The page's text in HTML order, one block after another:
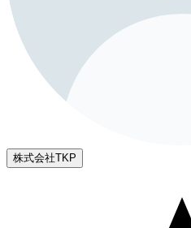
株式会社TKP